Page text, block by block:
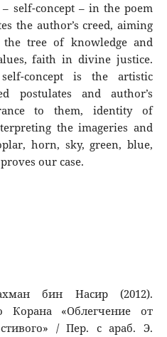
self-concept – in the poem
the author’s creed, aiming
tree of knowledge and
faith in divine justice.
concept is the artistic
postulates and author’s
to them, identity of
the imageries and
horn, sky, green, blue,
our case.
бин Насир (2012).
Корана «Облегчение от
/ Пер. с араб. Э.